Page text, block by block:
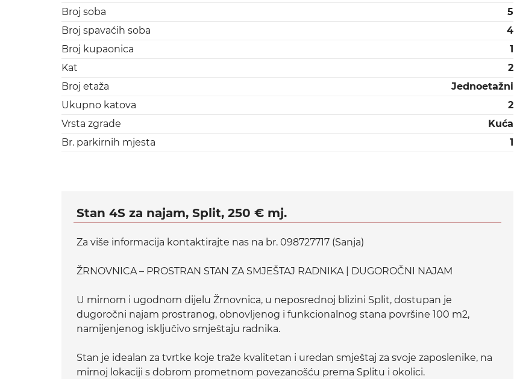
Broj soba
5
Broj spavaćih soba
4
Broj kupaonica
1
Kat
2
Broj etaža
Jednoetažni
Ukupno katova
2
Vrsta zgrade
Kuća
Br. parkirnih mjesta
1
Stan 4S za najam, Split, 250 € mj.
Za više informacija kontaktirajte nas na br. 098727717 (Sanja)
ŽRNOVNICA – PROSTRAN STAN ZA SMJEŠTAJ RADNIKA | DUGOROČNI NAJAM
U mirnom i ugodnom dijelu Žrnovnica, u neposrednoj blizini Split, dostupan je
dugoročni najam prostranog, obnovljenog i funkcionalnog stana površine 100 m2,
namijenjenog isključivo smještaju radnika.
Stan je idealan za tvrtke koje traže kvalitetan i uredan smještaj za svoje zaposlenike, na
mirnoj lokaciji s dobrom prometnom povezanošću prema Splitu i okolici.